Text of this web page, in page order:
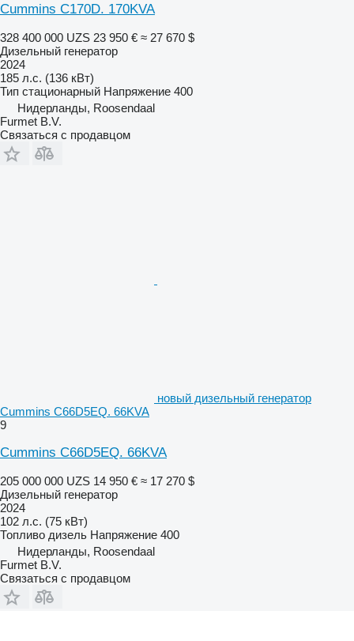
Cummins C170D. 170KVA
328 400 000 UZS 23 950 € ≈ 27 670 $
Дизельный генератор
2024
185 л.с. (136 кВт)
Тип стационарный Напряжение 400
Нидерланды, Roosendaal
Furmet B.V.
Связаться с продавцом
новый дизельный генератор
Cummins C66D5EQ. 66KVA
9
Cummins C66D5EQ. 66KVA
205 000 000 UZS 14 950 € ≈ 17 270 $
Дизельный генератор
2024
102 л.с. (75 кВт)
Топливо дизель Напряжение 400
Нидерланды, Roosendaal
Furmet B.V.
Связаться с продавцом